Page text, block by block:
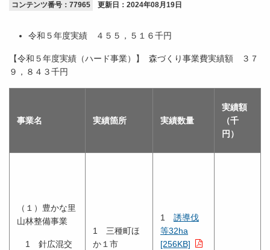
コンテンツ番号：77965 更新日： 2024年08月19日
令和５年度実績 ４５５，５１６千円
【令和５年度実績（ハード事業）】 森づくり事業費実績額 ３７
９，８４３千円
事業名 実績箇所 実績数量
実績額
（千
円）
（１）豊かな里
山林整備事業
1 針広混交
1 三種町ほ
か１市
1 誘導伐
等32ha
[256KB]